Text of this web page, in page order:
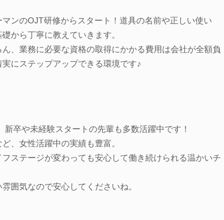
ンのOJT研修からスタート！道具の名前や正しい使い
から丁寧に教えていきます。
、業務に必要な資格の取得にかかる費用は会社が全額負
にステップアップできる環境です♪
卒や未経験スタートの先輩も多数活躍中です！
、女性活躍中の実績も豊富。
ステージが変わっても安心して働き続けられる温かいチ
囲気なので安心してくださいね。